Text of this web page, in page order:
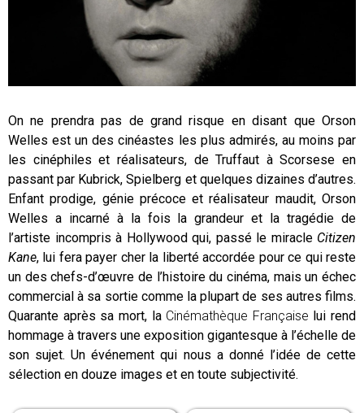
On ne prendra pas de grand risque en disant que Orson
Welles est un des cinéastes les plus admirés, au moins par
les cinéphiles et réalisateurs, de Truffaut à Scorsese en
passant par Kubrick, Spielberg et quelques dizaines d’autres.
Enfant prodige, génie précoce et réalisateur maudit, Orson
Welles a incarné à la fois la grandeur et la tragédie de
l’artiste incompris à Hollywood qui, passé le miracle Citizen
Kane, lui fera payer cher la liberté accordée pour ce qui reste
un des chefs-d’œuvre de l’histoire du cinéma, mais un échec
commercial à sa sortie comme la plupart de ses autres films.
Quarante après sa mort, la Cinémathèque Française lui rend
hommage à travers une exposition gigantesque à l’échelle de
son sujet. Un événement qui nous a donné l’idée de cette
sélection en douze images et en toute subjectivité.